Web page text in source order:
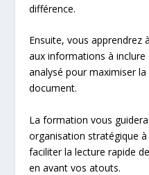
différence.
Ensuite, vous apprendrez
aux informations à
analysé pour maximiser
document.
La formation vous
organisation stratégique
faciliter la lecture rapide
en avant vos atouts.